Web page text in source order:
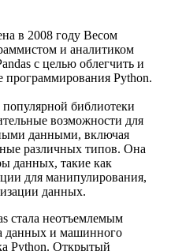
в 2008 году Весом
и аналитиком
с целью облегчить и
программирования Python.
популярной библиотеки
возможности для
данными, включая
различных типов. Она
данных, такие как
для манипулирования,
данных.
стала неотъемлемым
данных и машинного
Python. Открытый